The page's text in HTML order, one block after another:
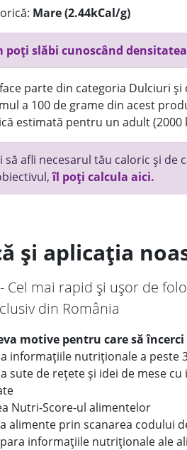
Mare (2.44kCal/g)
poți slăbi cunoscând
parte din categoria Dulciuri
a 100 de grame din acest
estimată pentru un adult (2000
să afli necesarul tău caloric și de
îl poți calcula aici.
și aplicația
Cel mai rapid și ușor de
din România
motive pentru care să
informațiile nutriționale a peste
sute de rețete și idei de mese
Nutri-Score-ul alimentelor
alimente prin scanarea codului
informațiile nutriționale ale